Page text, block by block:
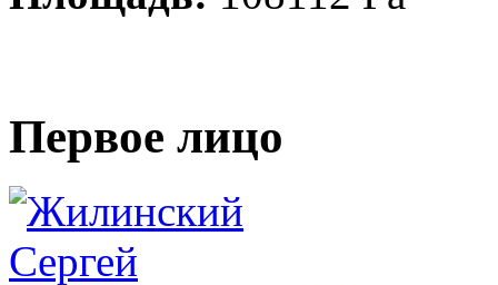
Первое лицо